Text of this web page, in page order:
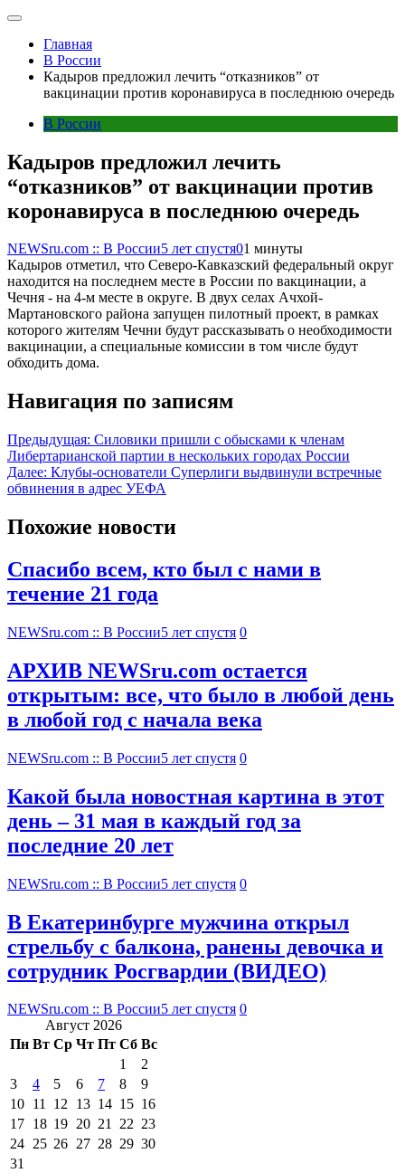
Главная
В России
Кадыров предложил лечить “отказников” от
вакцинации против коронавируса в последнюю очередь
В России
Кадыров предложил лечить
“отказников” от вакцинации против
коронавируса в последнюю очередь
NEWSru.com :: В России5 лет спустя01 минуты
Кадыров отметил, что Северо-Кавказский федеральный округ
находится на последнем месте в России по вакцинации, а
Чечня - на 4-м месте в округе. В двух селах Ачхой-
Мартановского района запущен пилотный проект, в рамках
которого жителям Чечни будут рассказывать о необходимости
вакцинации, а специальные комиссии в том числе будут
обходить дома.
Навигация по записям
Предыдущая: Силовики пришли с обысками к членам
Либертарианской партии в нескольких городах России
Далее: Клубы-основатели Суперлиги выдвинули встречные
обвинения в адрес УЕФА
Похожие новости
Спасибо всем, кто был с нами в
течение 21 года
NEWSru.com :: В России5 лет спустя 0
АРХИВ NEWSru.com остается
открытым: все, что было в любой день
в любой год с начала века
NEWSru.com :: В России5 лет спустя 0
Какой была новостная картина в этот
день – 31 мая в каждый год за
последние 20 лет
NEWSru.com :: В России5 лет спустя 0
В Екатеринбурге мужчина открыл
стрельбу с балкона, ранены девочка и
сотрудник Росгвардии (ВИДЕО)
NEWSru.com :: В России5 лет спустя 0
Август 2026
Пн Вт Ср Чт Пт Сб Вс
1
2
3
4 5 6 7 8
9
10 11 12 13 14 15 16
17 18 19 20 21 22 23
24 25 26 27 28 29 30
31